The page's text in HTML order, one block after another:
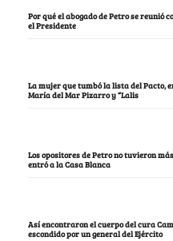
Por qué el abogado de Petro se reunió
el Presidente
La mujer que tumbó la lista del Pacto,
María del Mar Pizarro y “Lalis
Los opositores de Petro no tuvieron
entró a la Casa Blanca
Así encontraron el cuerpo del cura
escondido por un general del Ejército